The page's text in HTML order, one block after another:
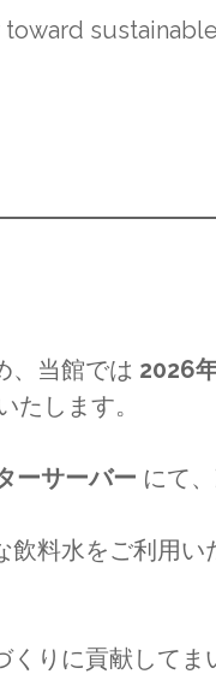
sustainable
、当館では 2026
します。
ーサーバー にて
飲料水をご利用い
りに貢献してま